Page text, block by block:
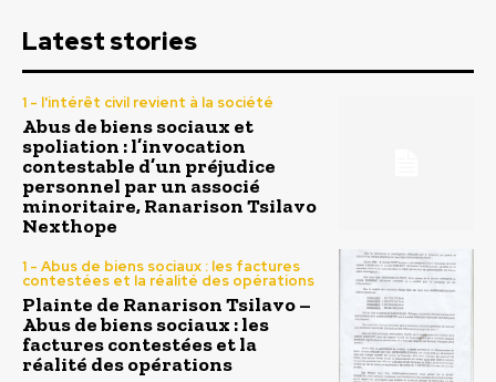
Latest stories
1 - l'intérêt civil revient à la société
Abus de biens sociaux et
spoliation : l’invocation
contestable d’un préjudice
personnel par un associé
minoritaire, Ranarison Tsilavo
Nexthope
1 - Abus de biens sociaux : les factures
contestées et la réalité des opérations
Plainte de Ranarison Tsilavo –
Abus de biens sociaux : les
factures contestées et la
réalité des opérations